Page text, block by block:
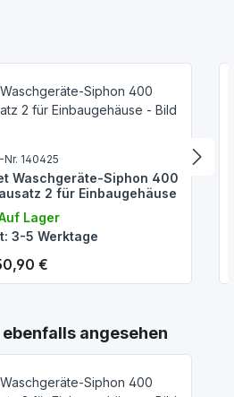
Nr. 140425
Waschgeräte-Siphon 400
2 für Einbaugehäuse
Lager
3-5 Werktage
Preis:
€
angesehen